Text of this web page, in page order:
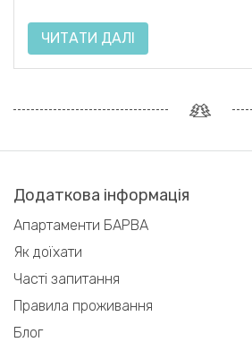
ЧИТАТИ ДАЛІ
Додаткова інформація
Апартаменти БАРВА
Як доїхати
Часті запитання
Правила проживання
Блог